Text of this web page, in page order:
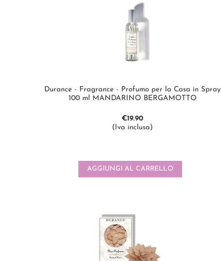
Durance - Fragrance - Profumo per la Casa in Spray
100 ml MANDARINO BERGAMOTTO
€19.90
(Iva inclusa)
AGGIUNGI AL CARRELLO